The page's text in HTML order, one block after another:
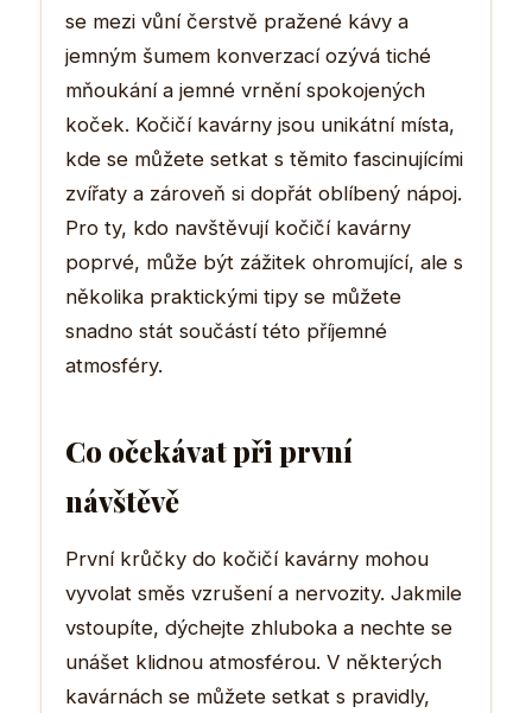
se mezi vůní čerstvě pražené kávy a
jemným šumem konverzací ozývá tiché
mňoukání a jemné vrnění spokojených
koček. Kočičí kavárny jsou unikátní místa,
kde se můžete setkat s těmito fascinujícími
zvířaty a zároveň si dopřát oblíbený nápoj.
Pro ty, kdo navštěvují kočičí kavárny
poprvé, může být zážitek ohromující, ale s
několika praktickými tipy se můžete
snadno stát součástí této příjemné
atmosféry.
Co očekávat při první
návštěvě
První krůčky do kočičí kavárny mohou
vyvolat směs vzrušení a nervozity. Jakmile
vstoupíte, dýchejte zhluboka a nechte se
unášet klidnou atmosférou. V některých
kavárnách se můžete setkat s pravidly,